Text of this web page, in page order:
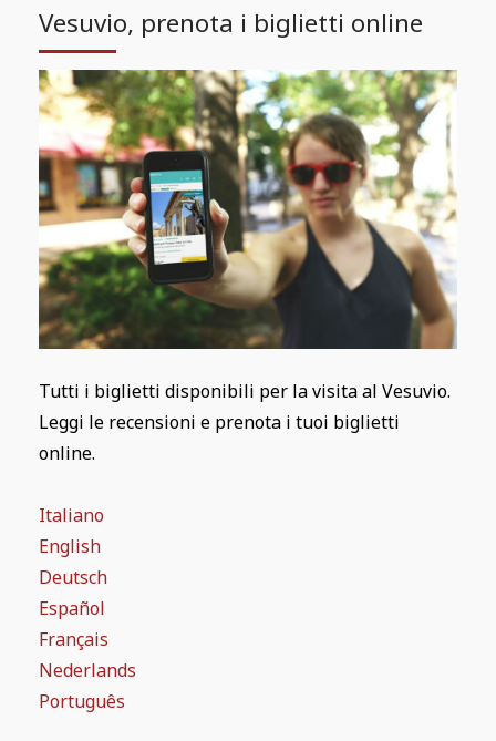
Vesuvio, prenota i biglietti online
Tutti i biglietti disponibili per la visita al Vesuvio.
Leggi le recensioni e prenota i tuoi biglietti
online.
Italiano
English
Deutsch
Español
Français
Nederlands
Português